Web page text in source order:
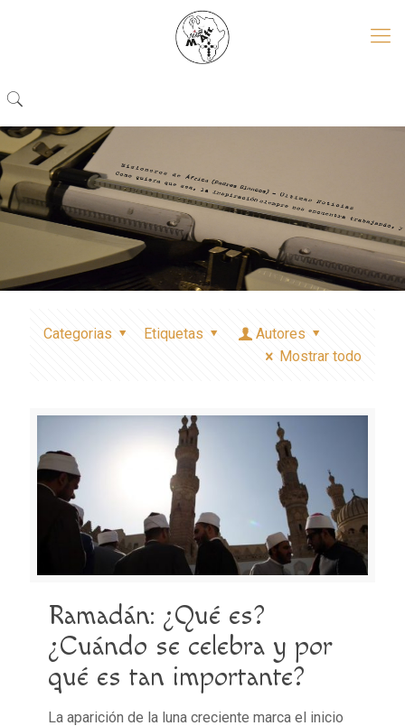
Categorias Etiquetas
Autores
Mostrar todo
Ramadán: ¿Qué es?
¿Cuándo se celebra y por
qué es tan importante?
La aparición de la luna creciente marca el inicio